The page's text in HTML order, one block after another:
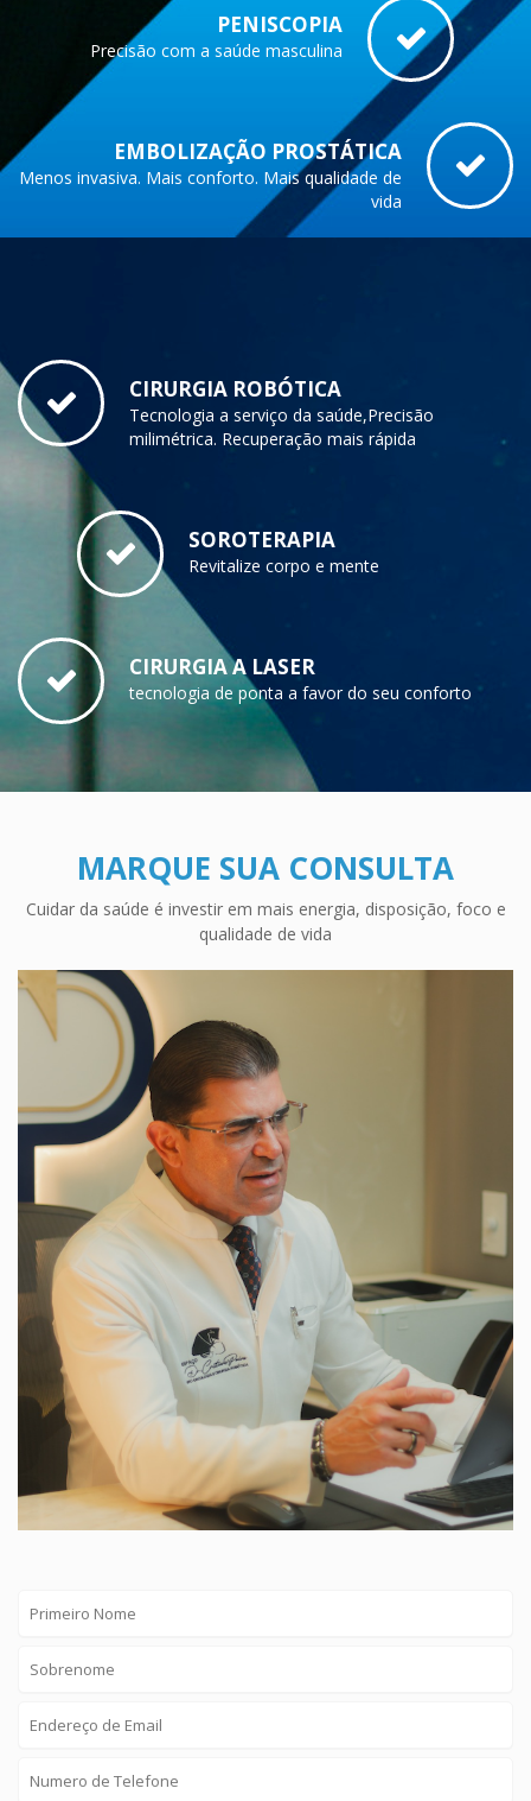
PENISCOPIA
Precisão com a saúde masculina
EMBOLIZAÇÃO PROSTÁTICA
Menos invasiva. Mais conforto. Mais qualidade de
vida
CIRURGIA ROBÓTICA
Tecnologia a serviço da saúde,Precisão
milimétrica. Recuperação mais rápida
SOROTERAPIA
Revitalize corpo e mente
CIRURGIA A LASER
tecnologia de ponta a favor do seu conforto
MARQUE SUA CONSULTA
Cuidar da saúde é investir em mais energia, disposição, foco e
qualidade de vida